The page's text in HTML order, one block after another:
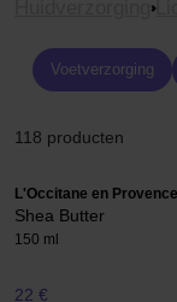
Voetverzorging
118 producten
L'Occitane en Provence
Shea Butter
150 ml
22 €